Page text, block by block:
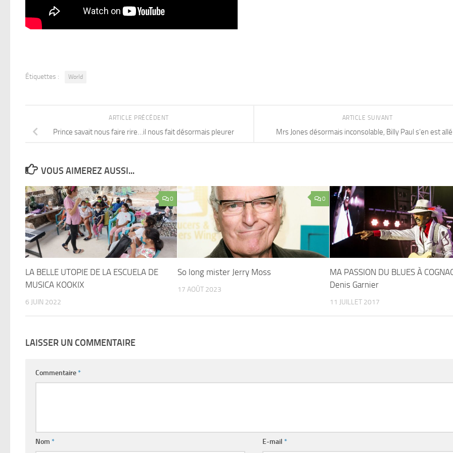
Étiquettes : World
ARTICLE SUIVANT
Mrs Jones désormais inconsolable, Billy Paul s’en est allé
ARTICLE PRÉCÉDENT
Prince savait nous faire rire…il nous fait désormais pleurer
VOUS AIMEREZ AUSSI...
0
LA BELLE UTOPIE DE LA ESCUELA DE
MUSICA KOOKIX
6 JUIN 2022
0
So long mister Jerry Moss
17 AOÛT 2023
MA PASSION DU BLUES À
Denis Garnier
11 JUILLET 2017
LAISSER UN COMMENTAIRE
Commentaire*
Nom * E-mail*